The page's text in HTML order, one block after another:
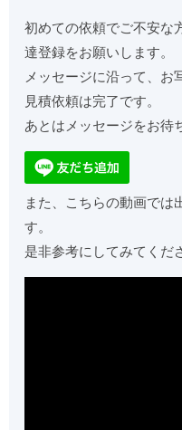
初めての依頼でご不安な
達登録をお願いします。
メッセージに沿って、
見積依頼は完了です。
あとはメッセージをお待
また、こちらの動画では
す。
是非参考にしてみてくだ